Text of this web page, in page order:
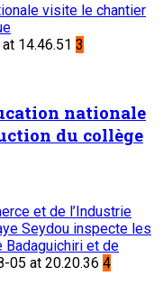
visite le chantier
3
nationale
du collège
et de l’Industrie
Seydou inspecte les
et de
4